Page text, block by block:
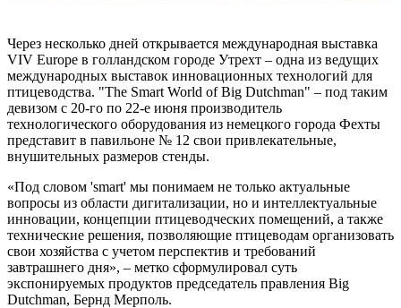
Через несколько дней открывается международная выставка
VIV Europe в голландском городе Утрехт – одна из ведущих
международных выставок инновационных технологий для
птицеводства. "The Smart World of Big Dutchman" – под таким
девизом с 20-го по 22-е июня производитель
технологического оборудования из немецкого города Фехты
представит в павильоне № 12 свои привлекательные,
внушительных размеров стенды.
«Под словом 'smart' мы понимаем не только актуальные
вопросы из области дигитализации, но и интеллектуальные
инновации, концепции птицеводческих помещений, а также
технические решения, позволяющие птицеводам организовать
свои хозяйства с учетом перспектив и требований
завтрашнего дня», – метко сформулировал суть
экспонируемых продуктов председатель правления Big
Dutchman, Бернд Мерполь.